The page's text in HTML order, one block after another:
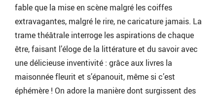
fable que la mise en scène malgré les coiffes
extravagantes, malgré le rire, ne caricature jamais. La
trame théâtrale interroge les aspirations de chaque
être, faisant l’éloge de la littérature et du savoir avec
une délicieuse inventivité : grâce aux livres la
maisonnée fleurit et s’épanouit, même si c’est
éphémère ! On adore la manière dont surgissent des